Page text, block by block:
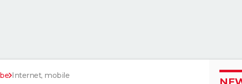
Internet, mobile